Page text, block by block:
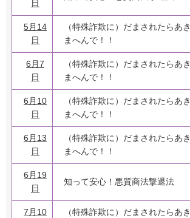
日
5月14
日
（特殊詐欺に）だまされたらあき
まへんで！！
6月7
日
（特殊詐欺に）だまされたらあき
まへんで！！
6月10
日
（特殊詐欺に）だまされたらあき
まへんで！！
6月13
日
（特殊詐欺に）だまされたらあき
まへんで！！
6月19
日
知って安心！悪質商法撃退法
7月10
（特殊詐欺に）だまされたらあき